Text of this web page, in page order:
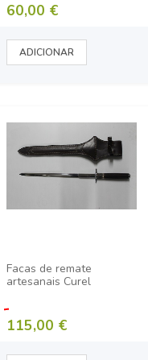
60,00 €
Facas de remate
artesanais Curel
115,00 €